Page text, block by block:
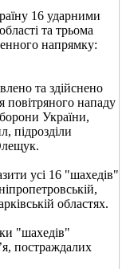
16 ударними
та трьома
напрямку:
та здійснено
повітряного нападу
України,
підрозділи
усі 16 "шахедів"
областях.
"шахедів"
постраждалих